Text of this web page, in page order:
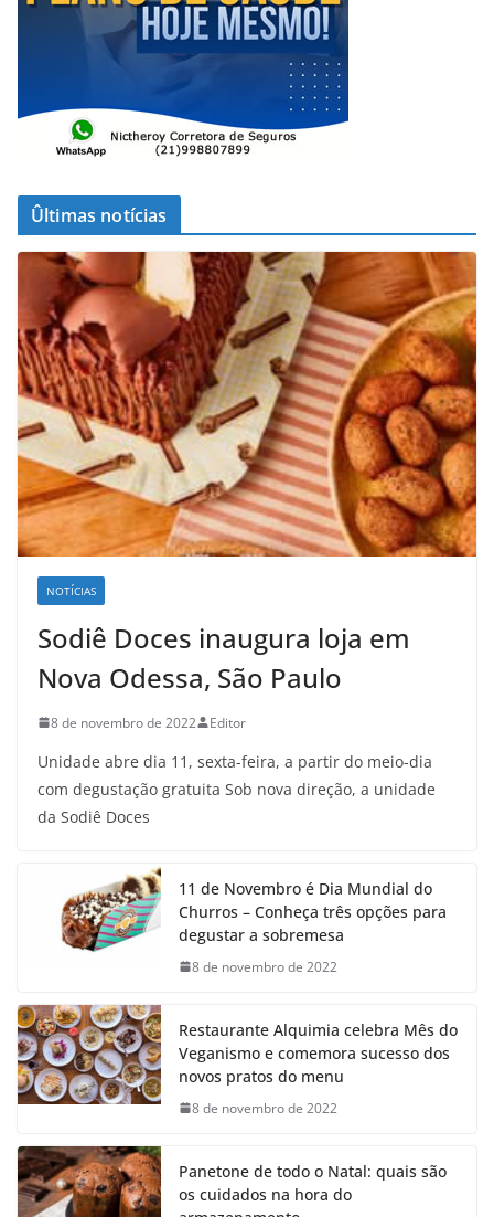
Ûltimas notícias
NOTÍCIAS
Sodiê Doces inaugura loja em
Nova Odessa, São Paulo
8 de novembro de 2022 Editor
Unidade abre dia 11, sexta-feira, a partir do meio-dia
com degustação gratuita Sob nova direção, a unidade
da Sodiê Doces
11 de Novembro é Dia Mundial do
Churros – Conheça três opções para
degustar a sobremesa
8 de novembro de 2022
Restaurante Alquimia celebra Mês do
Veganismo e comemora sucesso dos
novos pratos do menu
8 de novembro de 2022
Panetone de todo o Natal: quais são
os cuidados na hora do